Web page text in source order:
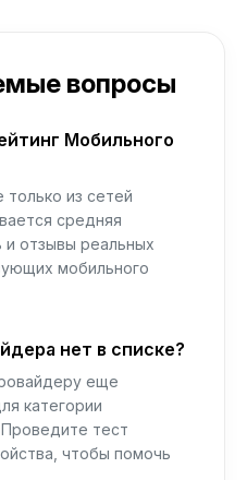
вопросы
Мобильного
из сетей
средняя
и отзывы реальных
мобильного
нет в списке?
еще
категории
тест
чтобы помочь